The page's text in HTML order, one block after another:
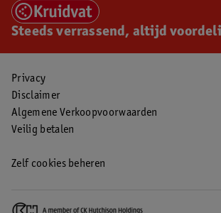
Steeds verrassend, altijd
Privacy
Disclaimer
Algemene Verkoopvoorwaarden
Veilig betalen
Zelf cookies beheren